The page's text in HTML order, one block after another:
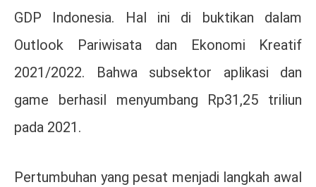
GDP Indonesia. Hal ini di buktikan dalam
Outlook Pariwisata dan Ekonomi Kreatif
2021/2022. Bahwa subsektor aplikasi dan
game berhasil menyumbang Rp31,25 triliun
pada 2021.
Pertumbuhan yang pesat menjadi langkah awal